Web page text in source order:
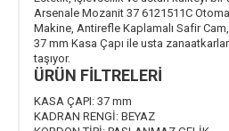
Arsenale Mozanit 37 6121511C
Makine, Antirefle Kaplamalı Safir Cam,
37 mm Kasa Çapı ile usta
taşıyor.
ÜRÜN FİLTRELERİ
KASA ÇAPI: 37 mm
KADRAN RENGİ: BEYAZ